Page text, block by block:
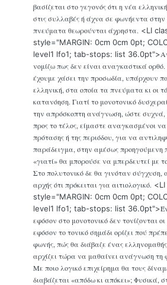
βασίζεται στο γεγονός ότι η νέα
στις συλλαβές ή άχνα σε φωνήεντα στην
πνεύματα θεωρούνται άχρηστα. <LI
style="MARGIN: 0cm 0cm 0pt;
level1 lfo1; tab-stops: list 36.0pt">
νομίζω πως δεν είναι αναγκαστικά
έχουμε χάσει την προσωδία, υπάρχουν
ελληνική, στα οποία τα πνεύματα κι οι
κατανόηση. Γιατί το μονοτονικό
την απρόσκοπτη ανάγνωση, ώστε συχνά,
προς το τέλος, είμαστε αναγκασμένοι
πρότασης ή της περιόδου, για να
παράδειγμα, στην αμέσως προηγούμενη
«γιατί» θα μπορούσε να μπερδευτεί με
Στο πολυτονικό δε θα γινόταν σύγχυση,
αρχής ότι πρόκειται για αιτιολογικό.
style="MARGIN: 0cm 0cm 0pt;
level1 lfo1; tab-stops: list 36.0pt">
εφόσον στο μονοτονικό δεν τονίζονται
εφόσον το τονικό σημάδι ορίζει πού
φωνής, πώς θα διάβαζε ένας
αρχίζει τώρα να μαθαίνει ανάγνωση τη
Με ποιο λογικό επιχείρημα θα τους
διαβάζεται «απόδω κι απόκει»; Φυσικά,